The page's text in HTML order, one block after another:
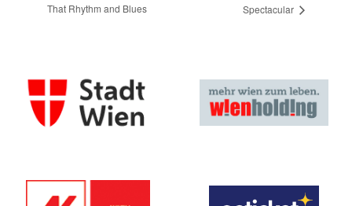
That Rhythm and Blues
Spectacular